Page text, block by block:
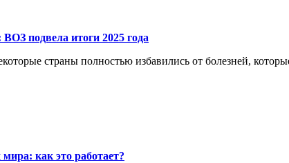
подвела итоги 2025 года
страны полностью избавились от болезней,
как это работает?